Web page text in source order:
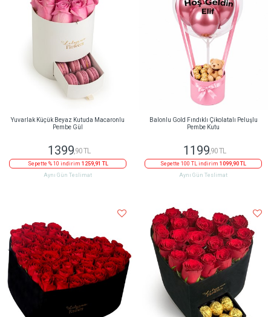
Yuvarlak Küçük Beyaz Kutuda Macaronlu
Pembe Gül
1399 ,90 TL
Sepette % 10 indirim 1259,91 TL
Aynı Gün Teslimat
Balonlu Gold Fındıklı Çikolatalı Peluşlu
Pembe Kutu
1199 ,90 TL
Sepette 100 TL indirim 1099,90 TL
Aynı Gün Teslimat